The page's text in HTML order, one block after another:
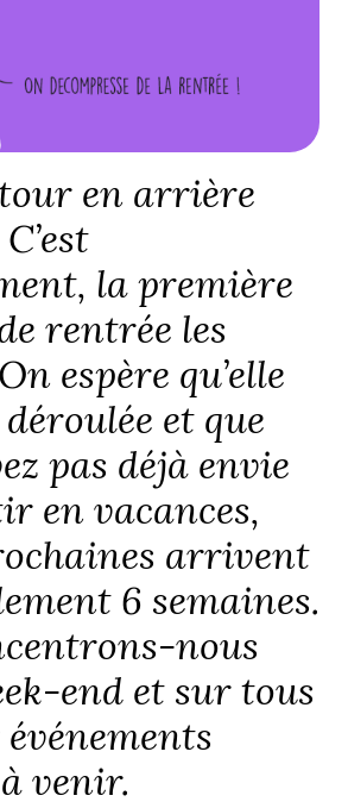
en arrière
la première
rentrée les
espère qu’elle
déroulée et que
pas déjà envie
en vacances,
arrivent
6 semaines.
nous
end et sur tous
venir.